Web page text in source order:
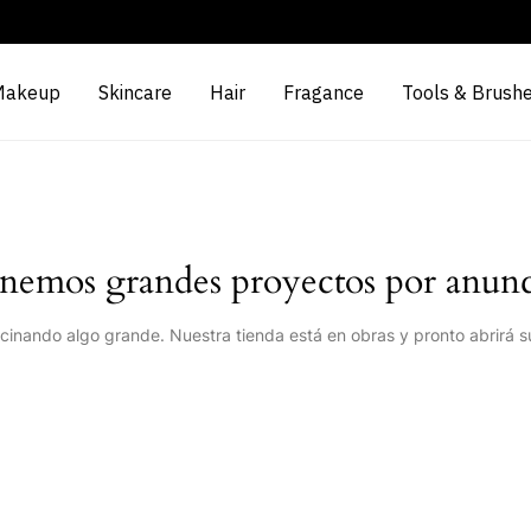
Skincare Hair Fragance Tools &
grandes proyectos por
algo grande. Nuestra tienda está en obras y pronto abrirá